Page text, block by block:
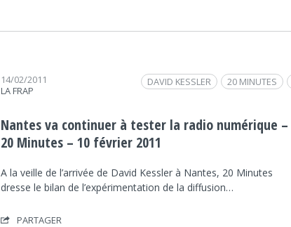
14/02/2011
LA FRAP
20 MINUTES
DAVID KESSLER
REVUE DE PRESSE
RNT
Nantes va continuer à tester la radio numérique –
20 Minutes – 10 février 2011
A la veille de l’arrivée de David Kessler à Nantes, 20 Minutes
dresse le bilan de l’expérimentation de la diffusion…
PARTAGER